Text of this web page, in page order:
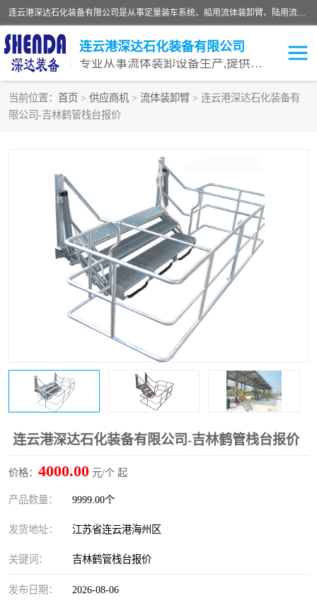
连云港深达石化装备有限公司是从事定量装车系统、船用流体装卸臂、陆用流体装卸臂（鹤管）、活动梯、钢构平台等全系列流体装卸设备的设计、制造、销售以及服务的专业供应商。公司始终以客户为中心，密切跟踪国内外油气储运及装卸设备先进技术的发展，以先进的技术、优质的产品、一流的服务，满足客户需求。
连云港深达石化装备有限公司
专业从事流体装卸设备生产,提供全面解决方案，生产与定制服务
当前位置： 首页 > 供应商机 > 流体装卸臂 > 连云港深达石化装备有
限公司-吉林鹤管栈台报价
连云港深达石化装备有限公司-吉林鹤管栈台报价
价格： 4000.00 元/个 起
产品数量： 9999.00个
发货地址： 江苏省连云港海州区
关键词： 吉林鹤管栈台报价
发布日期： 2026-08-06
鹤管
液氨装鹤管 潜油泵鹤管
流体装卸臂 输油臂
撬装鹤管 汽车鹤管